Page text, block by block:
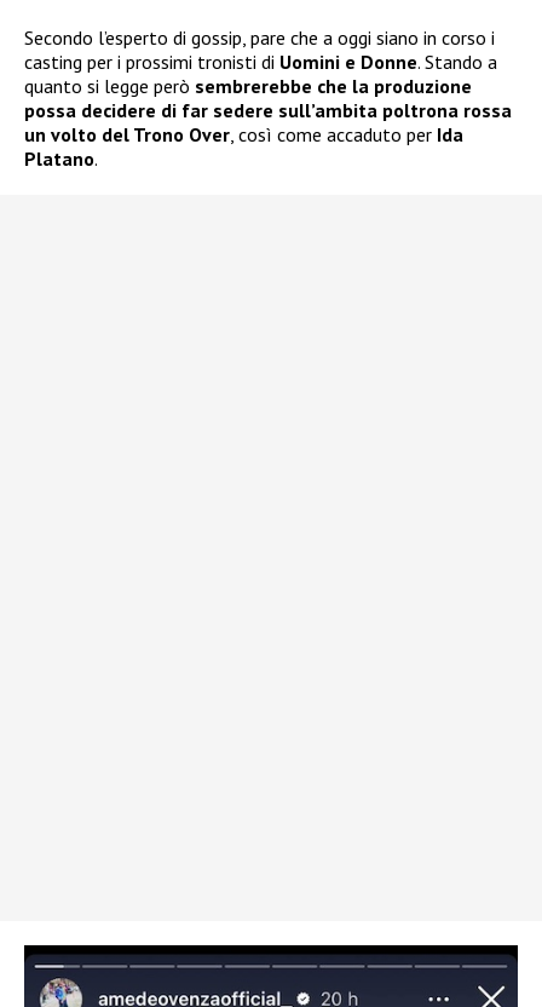
Secondo l’esperto di gossip, pare che a oggi siano in corso i
casting per i prossimi tronisti di Uomini e Donne. Stando a
quanto si legge però sembrerebbe che la produzione
possa decidere di far sedere sull’ambita poltrona rossa
un volto del Trono Over, così come accaduto per Ida
Platano.